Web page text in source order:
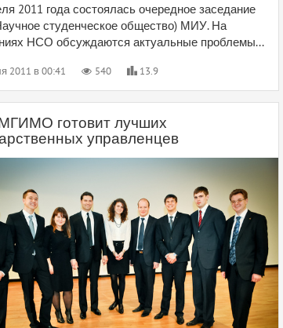
2011 года состоялась очередное заседание
студенческое общество) МИУ. На
НСО обсуждаются актуальные проблемы...
2011 в 00:41 540 13.9
готовит лучших
управленцев